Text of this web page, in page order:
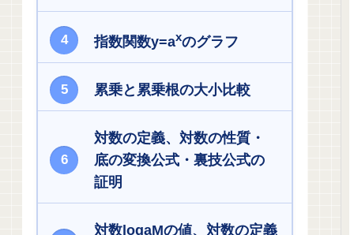
指数関数y=axのグラフ
累乗と累乗根の大小比較
対数の定義、対数の性質・
底の変換公式・裏技公式の
証明
対数logaMの値、対数の定義